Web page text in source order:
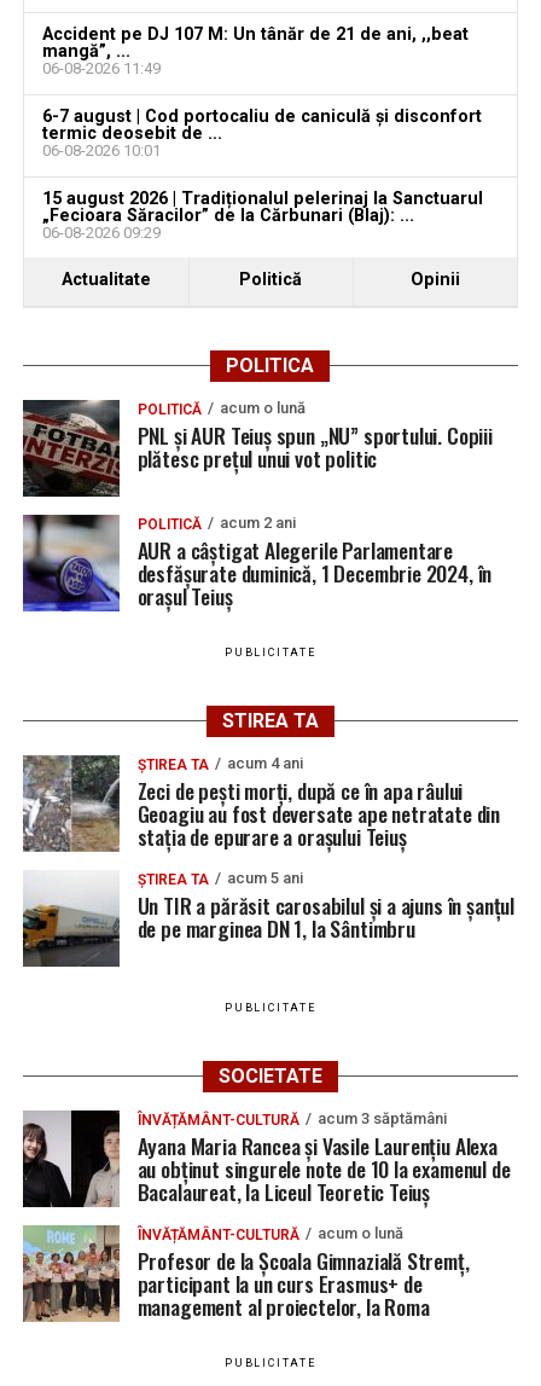
vacante
Bărbat de 30 de ani din Galda de Jos, reținut după
Accident pe DJ 107 M: Un tânăr de 21 de ani, ,,beat
mangă”, ...
06-08-2026 11:49
6-7 august | Cod portocaliu de caniculă și disconfort
termic deosebit de ...
06-08-2026 10:01
15 august 2026 | Tradiționalul pelerinaj la Sanctuarul
„Fecioara Săracilor” de la Cărbunari (Blaj): ...
06-08-2026 09:29
Actualitate Politică Opinii
POLITICA
POLITICĂ acum o lună
PNL și AUR Teiuș spun „NU” sportului. Copiii
plătesc prețul unui vot politic
POLITICĂ acum 2 ani
AUR a câștigat Alegerile Parlamentare
desfășurate duminică, 1 Decembrie 2024, în
orașul Teiuș
PUBLICITATE
STIREA TA
ȘTIREA TA acum 4 ani
Zeci de pești morți, după ce în apa râului
Geoagiu au fost deversate ape netratate din
stația de epurare a orașului Teiuș
ȘTIREA TA acum 5 ani
Un TIR a părăsit carosabilul și a ajuns în șanțul
de pe marginea DN 1, la Sântimbru
PUBLICITATE
SOCIETATE
ÎNVĂȚĂMÂNT-CULTURĂ acum 3 săptămâni
Ayana Maria Rancea și Vasile Laurențiu Alexa
au obținut singurele note de 10 la examenul de
Bacalaureat, la Liceul Teoretic Teiuș
ÎNVĂȚĂMÂNT-CULTURĂ acum o lună
Profesor de la Școala Gimnazială Stremț,
participant la un curs Erasmus+ de
management al proiectelor, la Roma
PUBLICITATE